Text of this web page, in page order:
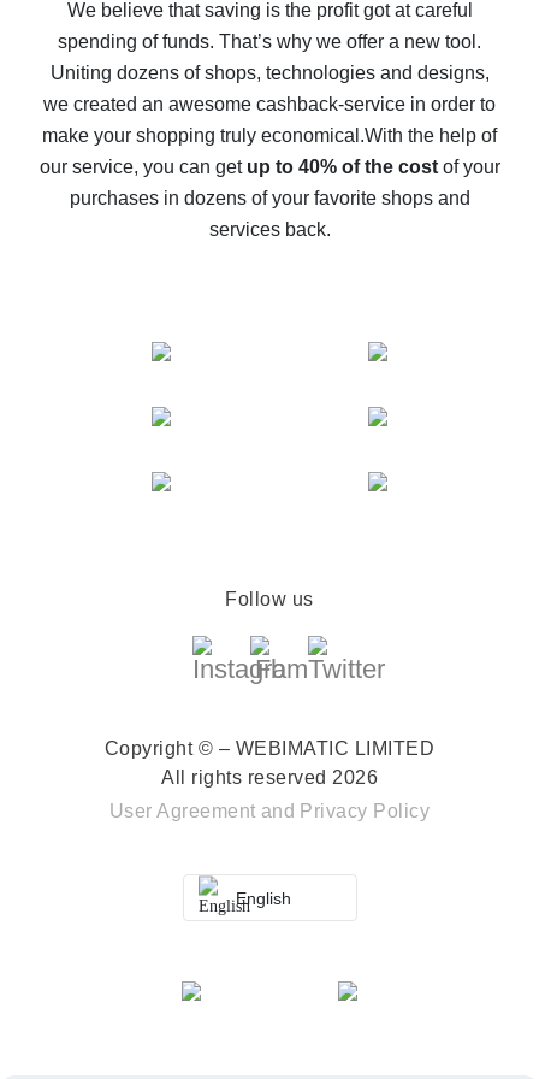
10% cash back on AliExpress - the impossible is
possible
The best cash back on AliExpress - how to find it
The best cash back service for AliExpress - let's
compare offers
We believe that saving is the profit got at careful
spending of funds. That’s why we offer a new tool.
Uniting dozens of shops, technologies and designs,
we created an awesome cashback-service in order to
make your shopping truly economical.With the help of
our service, you can get up to 40% of the costof your
purchases in dozens of your favorite shops and
services back.
Follow us
Copyright © – WEBIMATIC LIMITED
All rights reserved 2026
User Agreement and Privacy Policy
English